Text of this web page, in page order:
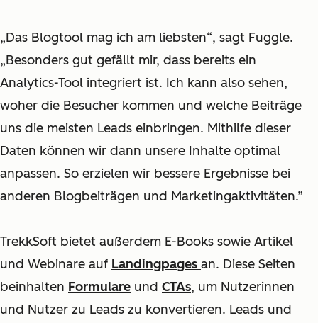
„Das Blogtool mag ich am liebsten“, sagt Fuggle.
„Besonders gut gefällt mir, dass bereits ein
Analytics-Tool integriert ist. Ich kann also sehen,
woher die Besucher kommen und welche Beiträge
uns die meisten Leads einbringen. Mithilfe dieser
Daten können wir dann unsere Inhalte optimal
anpassen. So erzielen wir bessere Ergebnisse bei
anderen Blogbeiträgen und Marketingaktivitäten.”
TrekkSoft bietet außerdem E-Books sowie Artikel
und Webinare auf Landingpages an. Diese Seiten
beinhalten Formulare und CTAs, um Nutzerinnen
und Nutzer zu Leads zu konvertieren. Leads und